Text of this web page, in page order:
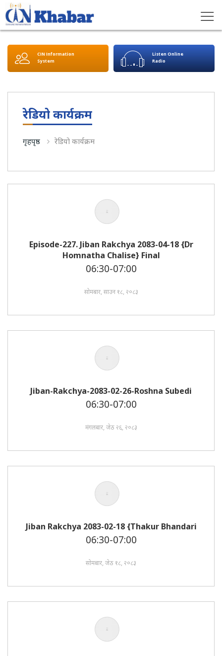
CIN Information
System
Listen Online
Radio
रेडियो कार्यक्रम
गृहपृष्ठ रेडियो कार्यक्रम
Episode-227. Jiban Rakchya 2083-04-18 {Dr
Homnatha Chalise} Final
06:30-07:00
सोमबार, साउन १८, २०८३
Jiban-Rakchya-2083-02-26-Roshna Subedi
06:30-07:00
मंगलबार, जेठ २६, २०८३
Jiban Rakchya 2083-02-18 {Thakur Bhandari
06:30-07:00
सोमबार, जेठ १८, २०८३